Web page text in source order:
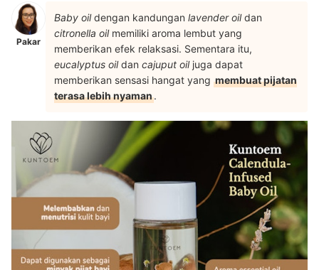
Pakar
Baby oildengan kandungan lavender oildan
citronella oil memiliki aroma lembut yang
memberikan efek relaksasi. Sementara itu,
eucalyptus oildan cajuput oiljuga dapat
memberikan sensasi hangat yang membuat pijatan
terasa lebih nyaman.